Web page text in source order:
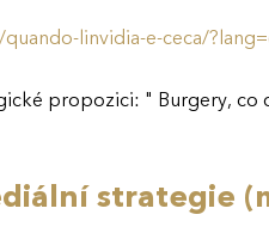
linvidia-e-ceca/
propozici: " Burgery, co
strategie